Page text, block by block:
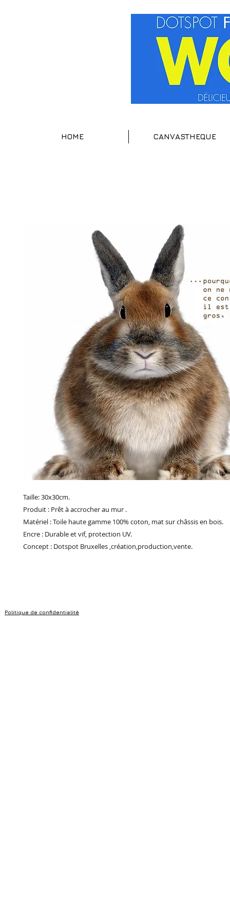
HOME CANVASTHEQUE
Taille: 30x30cm.
Produit : Prêt à accrocher au mur .
Matériel : Toile haute gamme 100% coton, mat sur châssis en bois.
Encre : Durable et vif, protection UV.
Concept : Dotspot Bruxelles ,création,production,vente.
Politique de confidentialité